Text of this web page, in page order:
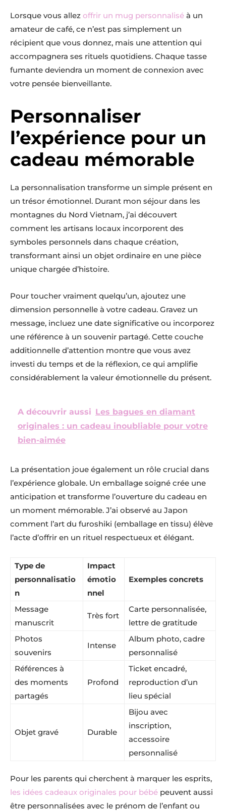
Lorsque vous allez offrir un mug personnalisé à un
amateur de café, ce n’est pas simplement un
récipient que vous donnez, mais une attention qui
accompagnera ses rituels quotidiens. Chaque tasse
fumante deviendra un moment de connexion avec
votre pensée bienveillante.
Personnaliser
l’expérience pour un
cadeau mémorable
La personnalisation transforme un simple présent en
un trésor émotionnel. Durant mon séjour dans les
montagnes du Nord Vietnam, j’ai découvert
comment les artisans locaux incorporent des
symboles personnels dans chaque création,
transformant ainsi un objet ordinaire en une pièce
unique chargée d’histoire.
Pour toucher vraiment quelqu’un, ajoutez une
dimension personnelle à votre cadeau. Gravez un
message, incluez une date significative ou incorporez
une référence à un souvenir partagé. Cette couche
additionnelle d’attention montre que vous avez
investi du temps et de la réflexion, ce qui amplifie
considérablement la valeur émotionnelle du présent.
A découvrir aussi Les bagues en diamant
originales : un cadeau inoubliable pour votre
bien-aimée
La présentation joue également un rôle crucial dans
l’expérience globale. Un emballage soigné crée une
anticipation et transforme l’ouverture du cadeau en
un moment mémorable. J’ai observé au Japon
comment l’art du furoshiki (emballage en tissu) élève
l’acte d’offrir en un rituel respectueux et élégant.
Type de
personnalisatio
n
Impact
émotio
nnel
Exemples concrets
Message
manuscrit
Très fort
Carte personnalisée,
lettre de gratitude
Photos
souvenirs
Intense
Album photo, cadre
personnalisé
Références à
des moments
partagés
Profond
Ticket encadré,
reproduction d’un
lieu spécial
Objet gravé Durable
Bijou avec
inscription,
accessoire
personnalisé
Pour les parents qui cherchent à marquer les esprits,
les idées cadeaux originales pour bébé peuvent aussi
être personnalisées avec le prénom de l’enfant ou